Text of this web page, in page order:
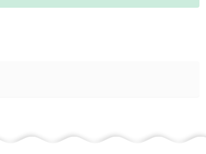
関する責任を負います。
を、学園全体で継続的に検討し実